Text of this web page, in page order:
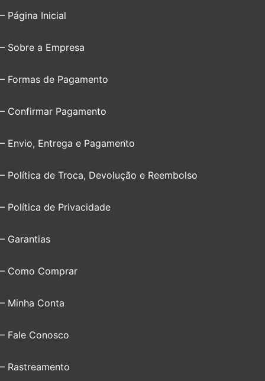
– Página Inicial
– Sobre a Empresa
– Formas de Pagamento
– Confirmar Pagamento
– Envio, Entrega e Pagamento
– Política de Troca, Devolução e Reembolso
– Política de Privacidade
– Garantias
– Como Comprar
– Minha Conta
– Fale Conosco
– Rastreamento